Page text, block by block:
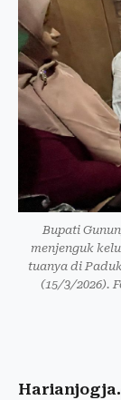
Bupati
menjenguk
tuanya di
(15/3/2026).